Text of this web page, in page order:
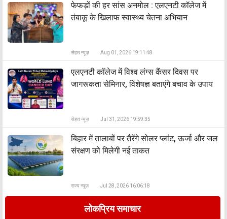
फेफड़ों की हर सांस अनमोल : एलएनटी कॉलेज में
तंबाकू के खिलाफ स्वास्थ्य चेतना अभियान
सेहत न्यूज़ Aug 01, 2026 19:11:48
एलएनटी कॉलेज में विश्व लंग्स कैंसर दिवस पर
जागरूकता सेमिनार, विशेषज्ञ बताएंगे बचाव के उपाय
सेहत न्यूज़ Jul 31, 2026 19:59:35
बिहार में तालाबों पर तैरेंगे सोलर प्लांट, ऊर्जा और जल
संरक्षण को मिलेगी नई ताकत
राज्य न्यूज़ Jul 28, 2026 16:06:18
लोकप्रिय समाचार